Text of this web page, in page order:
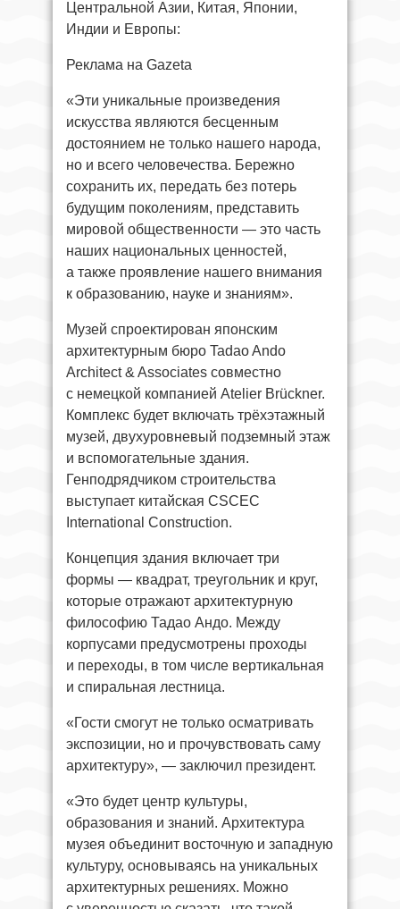
Центральной Азии, Китая, Японии,
Индии и Европы:
Реклама на Gazeta
«Эти уникальные произведения
искусства являются бесценным
достоянием не только нашего народа,
но и всего человечества. Бережно
сохранить их, передать без потерь
будущим поколениям, представить
мировой общественности — это часть
наших национальных ценностей,
а также проявление нашего внимания
к образованию, науке и знаниям».
Музей спроектирован японским
архитектурным бюро Tadao Ando
Architect & Associates совместно
с немецкой компанией Atelier Brückner.
Комплекс будет включать трёхэтажный
музей, двухуровневый подземный этаж
и вспомогательные здания.
Генподрядчиком строительства
выступает китайская CSCEC
International Construction.
Концепция здания включает три
формы — квадрат, треугольник и круг,
которые отражают архитектурную
философию Тадао Андо. Между
корпусами предусмотрены проходы
и переходы, в том числе вертикальная
и спиральная лестница.
«Гости смогут не только осматривать
экспозиции, но и прочувствовать саму
архитектуру», — заключил президент.
«Это будет центр культуры,
образования и знаний. Архитектура
музея объединит восточную и западную
культуру, основываясь на уникальных
архитектурных решениях. Можно